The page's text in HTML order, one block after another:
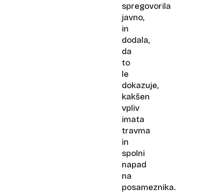
spregovorila
javno,
in
dodala,
da
to
le
dokazuje,
kakšen
vpliv
imata
travma
in
spolni
napad
na
posameznika.